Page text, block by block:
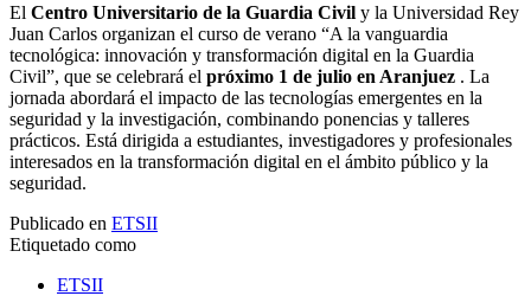
El Centro Universitario de la Guardia Civil y la Universidad Rey
Juan Carlos organizan el curso de verano “A la vanguardia
tecnológica: innovación y transformación digital en la Guardia
Civil”, que se celebrará el próximo 1 de julio en Aranjuez . La
jornada abordará el impacto de las tecnologías emergentes en la
seguridad y la investigación, combinando ponencias y talleres
prácticos. Está dirigida a estudiantes, investigadores y profesionales
interesados en la transformación digital en el ámbito público y la
seguridad.
Publicado en ETSII
Etiquetado como
ETSII